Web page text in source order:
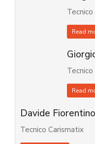
Read
Read
Davide Fiorentino
Tecnico Carismatix